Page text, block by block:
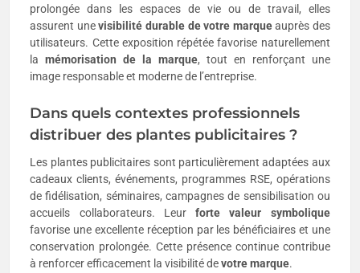
prolongée dans les espaces de vie ou de travail, elles
assurent unevisibilité durable de votre marqueauprès des
utilisateurs. Cette exposition répétée favorise naturellement
lamémorisation de la marque, tout en renforçant une
image responsable et moderne de l’entreprise.
Dans quels contextes professionnels
distribuer des plantes publicitaires ?
Les plantes publicitaires sont particulièrement adaptées aux
cadeaux clients, événements, programmes RSE, opérations
de fidélisation, séminaires, campagnes de sensibilisation ou
accueils collaborateurs. Leurforte valeur symbolique
favorise une excellente réception par les bénéficiaires et une
conservation prolongée. Cette présence continue contribue
à renforcer efficacement la visibilité devotre marque.